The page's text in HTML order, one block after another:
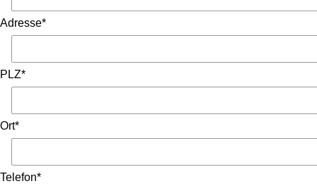
Adresse*
PLZ*
Ort*
Telefon*